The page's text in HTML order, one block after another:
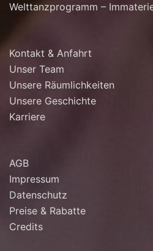
Welttanzprogramm –
Kontakt & Anfahrt
Unser Team
Unsere Räumlichkeiten
Unsere Geschichte
Karriere
AGB
Impressum
Datenschutz
Preise & Rabatte
Credits